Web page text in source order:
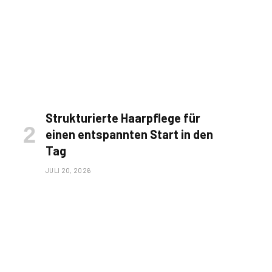
Strukturierte Haarpflege für
einen entspannten Start in den
Tag
JULI 20, 2026